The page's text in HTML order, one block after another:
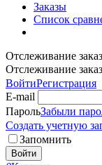
Заказы
Список
Отслеживание
Отслеживание
ВойтиРегистрация
E-mail
ПарольЗабыли
Создать учетную
Запомнить
Войти